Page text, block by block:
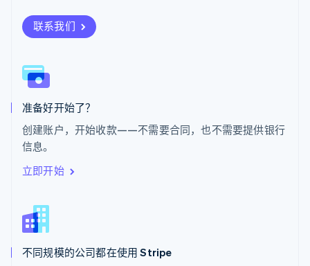
联系我们
准备好开始了？
创建账户，开始收款——不需要合同，也不需要提供银行
信息。
立即开始
不同规模的公司都在使用 Stripe
English
斯洛伐克
斯洛文尼亚
English
泰国
ไทยEnglish
English
西班牙
Español
新加坡
新西兰
English
匈牙利
English